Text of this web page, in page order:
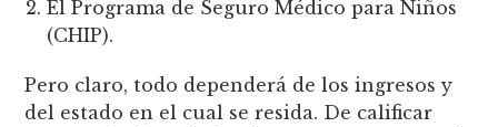
El Programa de Seguro Médico para Niños
(CHIP).
Pero claro, todo dependerá de los ingresos y
del estado en el cual se resida. De calificar